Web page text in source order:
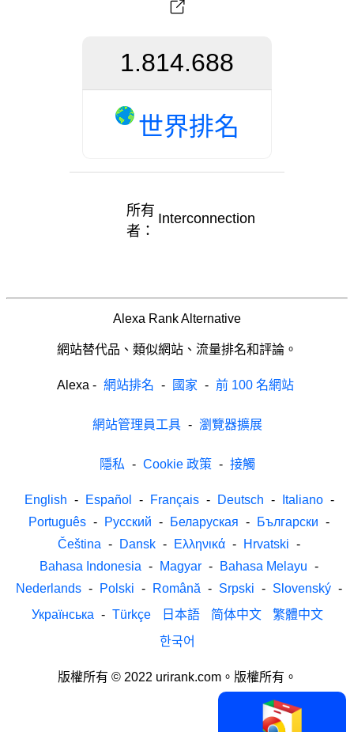
1.814.688
世界排名
所有
者：
Interconnection
Alexa Rank Alternative
網站替代品、類似網站、流量排名和評論。
Alexa - 網站排名 - 國家 - 前 100 名網站
網站管理員工具 - 瀏覽器擴展
隱私 - Cookie 政策 - 接觸
English - Español - Français - Deutsch - Italiano -
Português - Русский - Беларуская - Български -
Čeština - Dansk - Ελληνικά - Hrvatski -
Bahasa Indonesia - Magyar - Bahasa Melayu -
Nederlands - Polski - Română - Srpski - Slovenský -
Українська - Türkçe 日本語 简体中文
繁體中文
한국어
版權所有 © 2022 urirank.com。版權所有。